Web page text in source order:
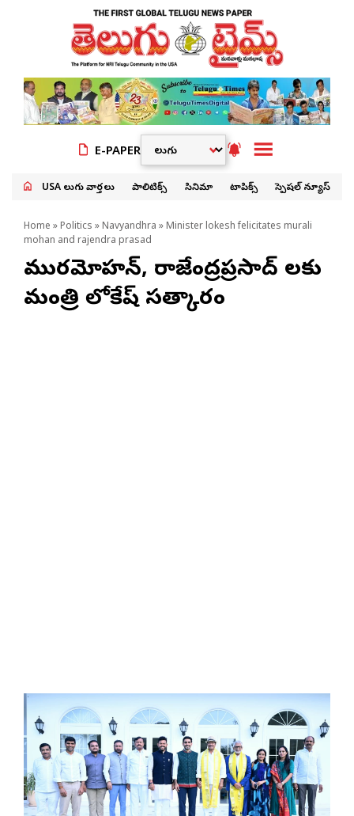
E-PAPER
USA తెలుగు వార్తలు పాలిటిక్స్ సినిమా టాపిక్స్ స్పెషల్ న్యూస్
Home » Politics » Navyandhra » Minister lokesh felicitates murali
mohan and rajendra prasad
మురళీమోహన్, రాజేంద్రప్రసాద్ లకు
మంత్రి లోకేష్ సత్కారం